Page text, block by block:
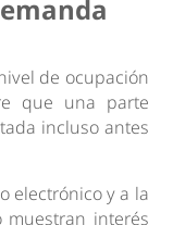
de ocupación
que una parte
incluso antes
electrónico y a la
interés